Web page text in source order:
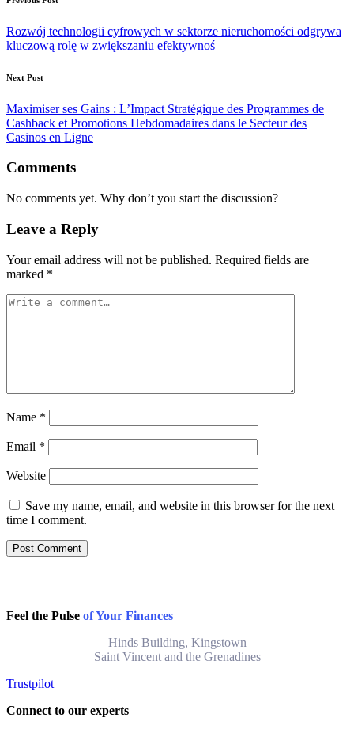
Post
navigation
Rozwój technologii cyfrowych w sektorze nieruchomości odgrywa
kluczową rolę w zwiększaniu efektywnoś
Next Post
Maximiser ses Gains : L’Impact Stratégique des Programmes de
Cashback et Promotions Hebdomadaires dans le Secteur des
Casinos en Ligne
Comments
No comments yet. Why don’t you start the discussion?
Leave a Reply
Your email address will not be published. Required fields are
marked *
Name *
Email *
Website
Save my name, email, and website in this browser for the next
time I comment.
Feel the Pulse of Your Finances
Hinds Building, Kingstown
Saint Vincent and the Grenadines
Trustpilot
Connect to our experts